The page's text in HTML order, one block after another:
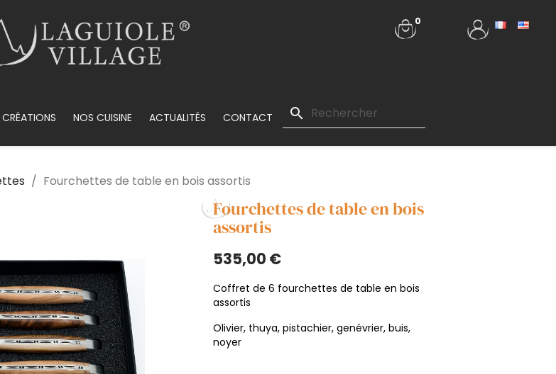
0
NOS CUISINE ACTUALITÉS CONTACT search
Fourchettes de table en bois assortis
Fourchettes de table en bois
assortis
535,00 €
Coffret de 6 fourchettes de table en bois
assortis
Olivier, thuya, pistachier, genévrier, buis,
noyer